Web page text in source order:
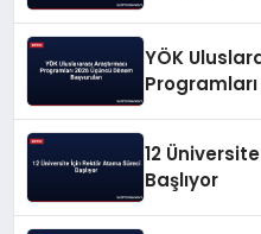
YÖK
12
Başlıyor